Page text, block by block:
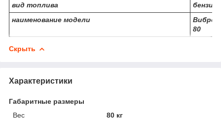
вид топлива
бензин
наименование модели
80
Скрыть
Характеристики
Габаритные размеры
Вес
80 кг